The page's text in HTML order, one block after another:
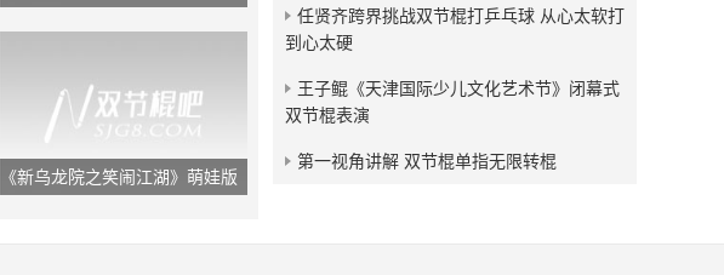
《新乌龙院之笑闹江湖》萌娃版
任贤齐跨界挑战双节棍打乒乓球 从心太软打
到心太硬
王子鲲《天津国际少儿文化艺术节》闭幕式
双节棍表演
第一视角讲解 双节棍单指无限转棍